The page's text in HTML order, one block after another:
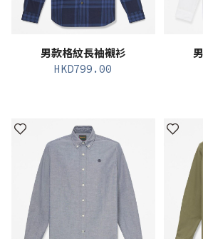
男款格紋長袖襯衫
HKD799.00